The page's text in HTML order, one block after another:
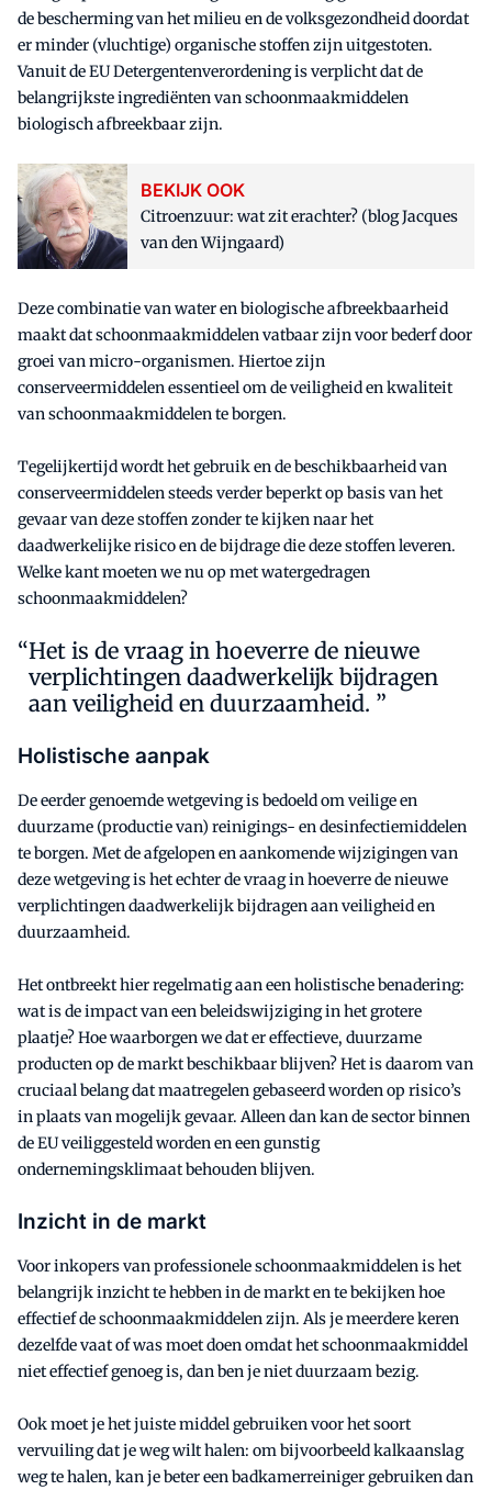
de bescherming van het milieu en de volksgezondheid doordat
er minder (vluchtige) organische stoffen zijn uitgestoten.
Vanuit de EU Detergentenverordening is verplicht dat de
belangrijkste ingrediënten van schoonmaakmiddelen
biologisch afbreekbaar zijn.
BEKIJK OOK
Citroenzuur: wat zit erachter? (blog Jacques
van den Wijngaard)
Deze combinatie van water en biologische afbreekbaarheid
maakt dat schoonmaakmiddelen vatbaar zijn voor bederf door
groei van micro-organismen. Hiertoe zijn
conserveermiddelen essentieel om de veiligheid en kwaliteit
van schoonmaakmiddelen te borgen.
Tegelijkertijd wordt het gebruik en de beschikbaarheid van
conserveermiddelen steeds verder beperkt op basis van het
gevaar van deze stoffen zonder te kijken naar het
daadwerkelijke risico en de bijdrage die deze stoffen leveren.
Welke kant moeten we nu op met watergedragen
schoonmaakmiddelen?
Het is de vraag in hoeverre de nieuwe
verplichtingen daadwerkelijk bijdragen
aan veiligheid en duurzaamheid. ”
Holistische aanpak
De eerder genoemde wetgeving is bedoeld om veilige en
duurzame (productie van) reinigings- en desinfectiemiddelen
te borgen. Met de afgelopen en aankomende wijzigingen van
deze wetgeving is het echter de vraag in hoeverre de nieuwe
verplichtingen daadwerkelijk bijdragen aan veiligheid en
duurzaamheid.
Het ontbreekt hier regelmatig aan een holistische benadering:
wat is de impact van een beleidswijziging in het grotere
plaatje? Hoe waarborgen we dat er effectieve, duurzame
producten op de markt beschikbaar blijven? Het is daarom van
cruciaal belang dat maatregelen gebaseerd worden op risico’s
in plaats van mogelijk gevaar. Alleen dan kan de sector binnen
de EU veiliggesteld worden en een gunstig
ondernemingsklimaat behouden blijven.
Inzicht in de markt
Voor inkopers van professionele schoonmaakmiddelen is het
belangrijk inzicht te hebben in de markt en te bekijken hoe
effectief de schoonmaakmiddelen zijn. Als je meerdere keren
dezelfde vaat of was moet doen omdat het schoonmaakmiddel
niet effectief genoeg is, dan ben je niet duurzaam bezig.
Ook moet je het juiste middel gebruiken voor het soort
vervuiling dat je weg wilt halen: om bijvoorbeeld kalkaanslag
weg te halen, kan je beter een badkamerreiniger gebruiken dan